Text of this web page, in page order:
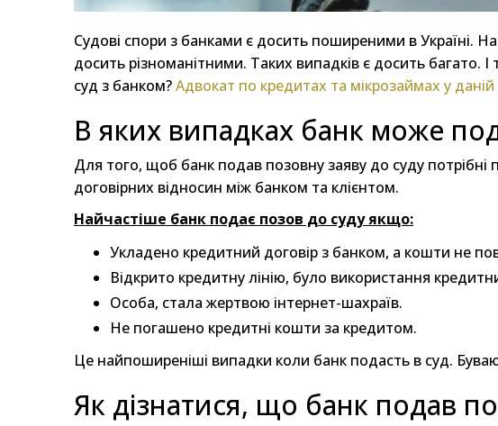
Судові спори з банками є досить поширеними в Україні.
досить різноманітними. Таких випадків є досить багато.
суд з банком?Адвокат по кредитах та мікрозаймах у даній
В яких випадках банк може
Для того, щоб банк подав позовну заяву до суду потрібні
договірних відносин між банком та клієнтом.
Найчастіше банк подає позов до суду якщо:
Укладено кредитний договір з банком, а кошти не
Відкрито кредитну лінію, було використання
Особа, стала жертвою інтернет-шахраїв.
Не погашено кредитні кошти за кредитом.
Це найпоширеніші випадки коли банк подасть в суд.
Як дізнатися, що банк подав